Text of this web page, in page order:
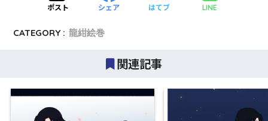
ポスト シェア はてブ LINE
CATEGORY : 龍紺絵巻
関連記事